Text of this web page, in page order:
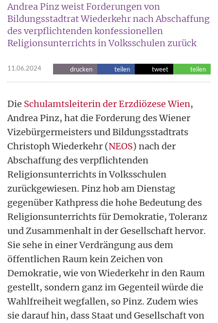
Andrea Pinz weist Forderungen von
Bildungsstadtrat Wiederkehr nach Abschaffung
des verpflichtenden konfessionellen
Religionsunterrichts in Volksschulen zurück
11.06.2024 drucken teilen tweet teilen
Die Schulamtsleiterin der Erzdiözese Wien,
Andrea Pinz, hat die Forderung des Wiener
Vizebürgermeisters und Bildungsstadtrats
Christoph Wiederkehr (NEOS) nach der
Abschaffung des verpflichtenden
Religionsunterrichts in Volksschulen
zurückgewiesen. Pinz hob am Dienstag
gegenüber Kathpress die hohe Bedeutung des
Religionsunterrichts für Demokratie, Toleranz
und Zusammenhalt in der Gesellschaft hervor.
Sie sehe in einer Verdrängung aus dem
öffentlichen Raum kein Zeichen von
Demokratie, wie von Wiederkehr in den Raum
gestellt, sondern ganz im Gegenteil würde die
Wahlfreiheit wegfallen, so Pinz. Zudem wies
sie darauf hin, dass Staat und Gesellschaft von